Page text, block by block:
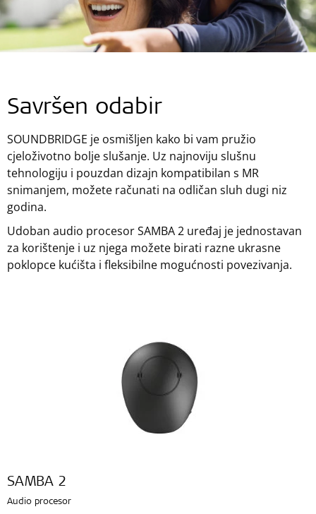
Savršen odabir
SOUNDBRIDGE je osmišljen kako bi vam pružio
cjeloživotno bolje slušanje. Uz najnoviju slušnu
tehnologiju i pouzdan dizajn kompatibilan s MR
snimanjem, možete računati na odličan sluh dugi niz
godina.
Udoban audio procesor SAMBA 2 uređaj je jednostavan
za korištenje i uz njega možete birati razne ukrasne
poklopce kućišta i fleksibilne mogućnosti povezivanja.
SAMBA 2
Audio procesor